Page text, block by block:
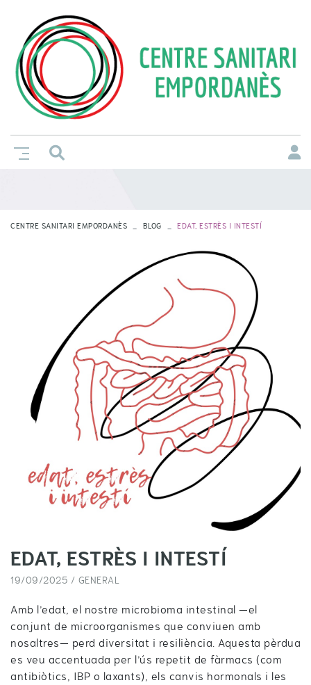
CENTRE SANITARI EMPORDANÈS BLOG EDAT, ESTRÈS I INTESTÍ
EDAT, ESTRÈS I INTESTÍ
19/09/2025 / GENERAL
Amb l’edat, el nostre microbioma intestinal —el
conjunt de microorganismes que conviuen amb
nosaltres— perd diversitat i resiliència. Aquesta pèrdua
es veu accentuada per l’ús repetit de fàrmacs (com
antibiòtics, IBP o laxants), els canvis hormonals i les